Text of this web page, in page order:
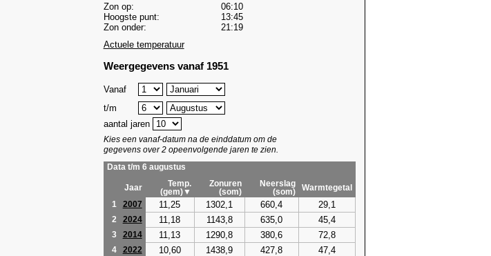
Zon op:
06:10
Hoogste punt:
13:45
Zon onder:
21:19
Actuele temperatuur
Weergegevens vanaf 1951
Vanaf
t/m
aantal jaren
Kies een vanaf-datum na de einddatum om de
gegevens over 2 opeenvolgende jaren te zien.
Data t/m 6 augustus
Jaar
Temp.
(gem)▼
Zonuren
(som)
Neerslag
(som)
Warmtegetal
1
2007 11,25 1302,1 660,4 29,1
2 2024 11,18 1143,8 635,0 45,4
3 2014 11,13 1290,8 380,6 72,8
4 2022 10,60 1438,9 427,8 47,4